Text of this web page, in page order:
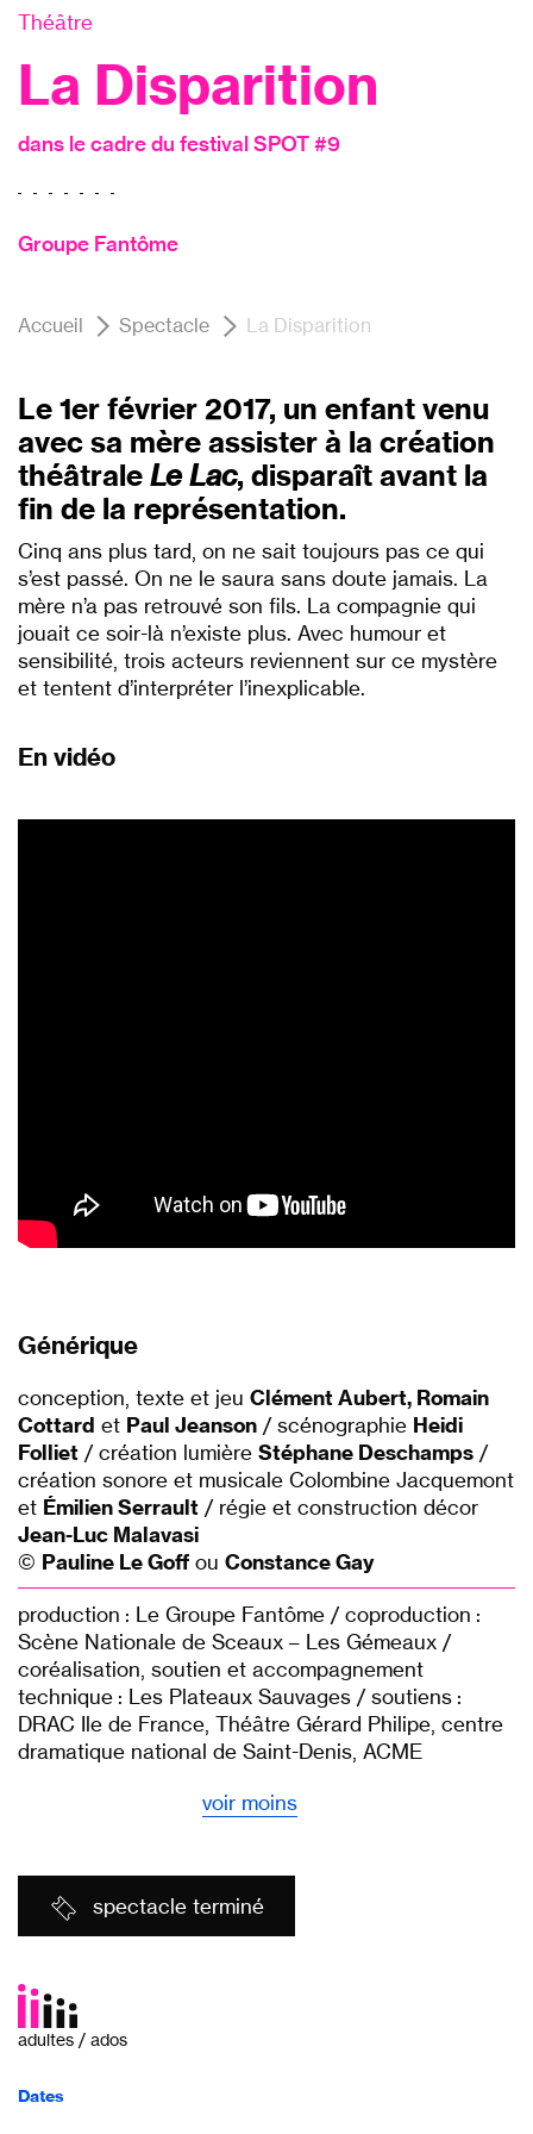
Théâtre
La Disparition
dans le cadre du festival SPOT #9
Groupe Fantôme
Accueil Spectacle La Disparition
Le 1er février 2017, un enfant venu
avec sa mère assister à la création
théâtrale Le Lac, disparaît avant la
fin de la représentation.
Cinq ans plus tard, on ne sait toujours pas ce qui
s’est passé. On ne le saura sans doute jamais. La
mère n’a pas retrouvé son fils. La compagnie qui
jouait ce soir-là n’existe plus. Avec humour et
sensibilité, trois acteurs reviennent sur ce mystère
et tentent d’interpréter l’inexplicable.
En vidéo
Générique
conception, texte et jeu Clément Aubert, Romain
Cottard et Paul Jeanson / scénographie Heidi
Folliet / création lumière Stéphane Deschamps /
création sonore et musicale Colombine Jacquemont
et Émilien Serrault / régie et construction décor
Jean-Luc Malavasi
© Pauline Le Goff ou Constance Gay
production : Le Groupe Fantôme / coproduction :
Scène Nationale de Sceaux – Les Gémeaux /
coréalisation, soutien et accompagnement
technique : Les Plateaux Sauvages / soutiens :
DRAC Ile de France, Théâtre Gérard Philipe, centre
dramatique national de Saint-Denis, ACME
voir moins
spectacle terminé
adultes / ados
Dates